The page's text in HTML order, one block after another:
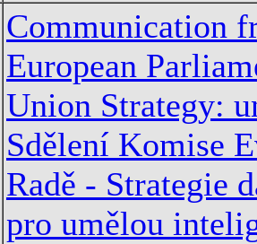
Communication
European
Union Strategy:
Sdělení Komise
Radě - Strategie
pro umělou